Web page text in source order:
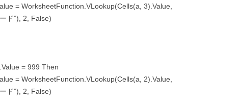
= WorksheetFunction.VLookup(Cells(a, 3).Value,
ド”), 2, False)
= 999 Then
= WorksheetFunction.VLookup(Cells(a, 2).Value,
ド”), 2, False)